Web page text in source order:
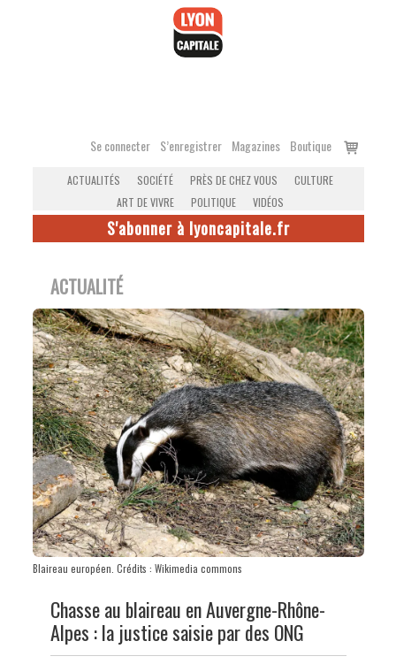
Se connecter S’enregistrer Magazines Boutique
Voir
ACTUALITÉS SOCIÉTÉ PRÈS DE CHEZ VOUS
CULTURE
ART DE VIVRE
POLITIQUE VIDÉOS
S'abonner à lyoncapitale.fr
ACTUALITÉ
Blaireau européen. Crédits : Wikimedia commons
Chasse au blaireau en Auvergne-Rhône-
Alpes : la justice saisie par des ONG